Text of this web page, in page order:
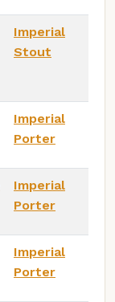
Imperial
Stout
Imperial
Porter
Imperial
Porter
Imperial
Porter